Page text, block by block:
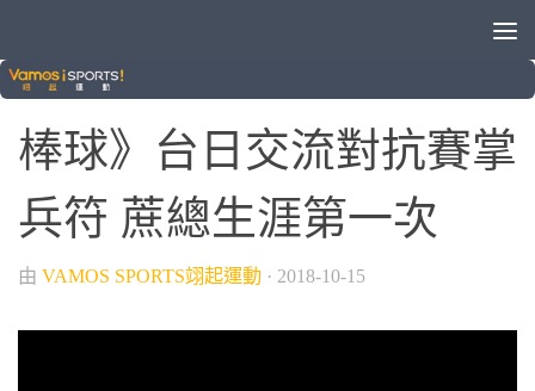
VAMOS自製節目
棒球》台日交流對抗賽掌
兵符 蔗總生涯第一次
由 VAMOS SPORTS翊起運動 · 2018-10-15